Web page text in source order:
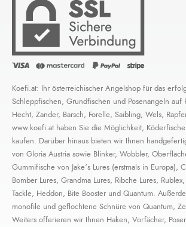
Koefi.at: Ihr österreichischer Angelshop für das
Schleppfischen, Grundfischen und Posenangeln auf
Hecht, Zander, Barsch, Forelle, Saibling, Wels,
www.koefi.at haben Sie die Möglichkeit,
kaufen. Darüber hinaus bieten wir Ihnen
von Gloria Austria sowie Blinker, Wobbler,
Gummifische von Jake’s Lures (erstmals in Europa),
Bomber Lures, Grandma Lures, Ribche Lures,
Tackle, Heddon, Bite Booster und Quantum.
monofile und geflochtene Schnüre von Quantum,
Weiters offerieren wir Ihnen Haken, Vorfächer,